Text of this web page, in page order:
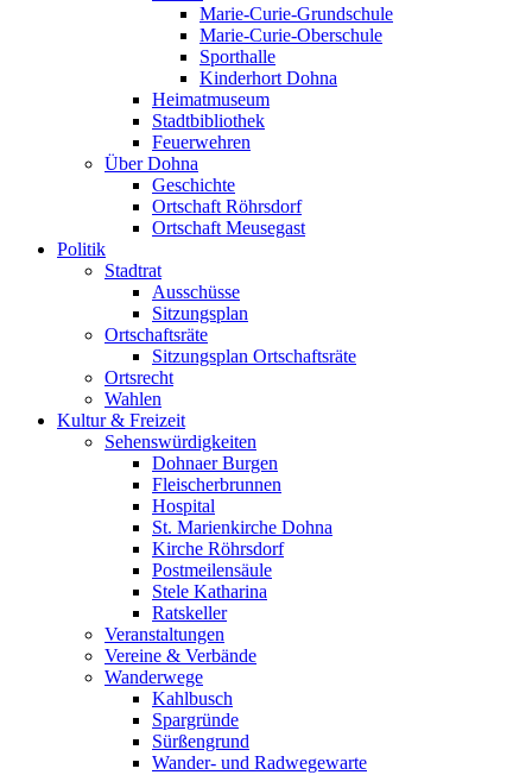
Marie-Curie-Grundschule
Marie-Curie-Oberschule
Sporthalle
Kinderhort Dohna
Heimatmuseum
Stadtbibliothek
Feuerwehren
Über Dohna
Geschichte
Ortschaft Röhrsdorf
Ortschaft Meusegast
Politik
Stadtrat
Ausschüsse
Sitzungsplan
Ortschaftsräte
Sitzungsplan Ortschaftsräte
Ortsrecht
Wahlen
Kultur & Freizeit
Sehenswürdigkeiten
Dohnaer Burgen
Fleischerbrunnen
Hospital
St. Marienkirche Dohna
Kirche Röhrsdorf
Postmeilensäule
Stele Katharina
Ratskeller
Veranstaltungen
Vereine & Verbände
Wanderwege
Kahlbusch
Spargründe
Sürßengrund
Wander- und Radwegewarte